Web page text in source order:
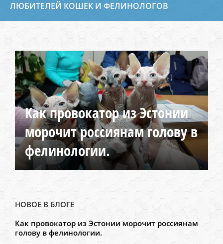
ЛЮБИТЕЛЕЙ КОШЕК И ФЕЛИНОЛОГОВ
Как провокатор из Эстонии
морочит россиянам голову в
фелинологии.
НОВОЕ В БЛОГЕ
Как провокатор из Эстонии морочит россиянам
голову в фелинологии.